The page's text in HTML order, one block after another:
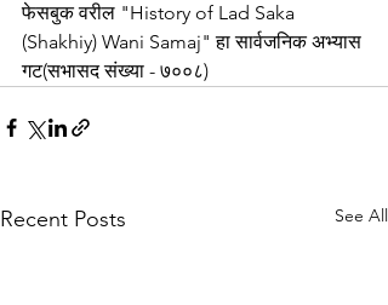
फेसबुक वरील "History of Lad Saka
(Shakhiy) Wani Samaj" हा सार्वजनिक अभ्यास
गट(सभासद संख्या - ७००८)
Recent Posts See All